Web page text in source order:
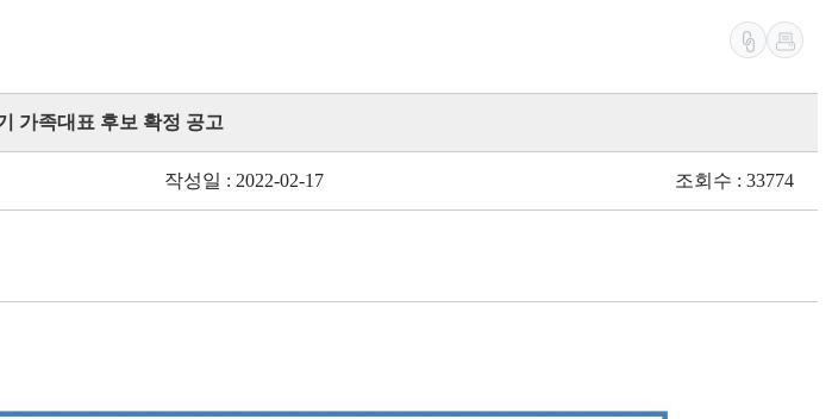
가족대표 후보 확정 공고
작성일 : 2022-02-17 조회수 : 33774